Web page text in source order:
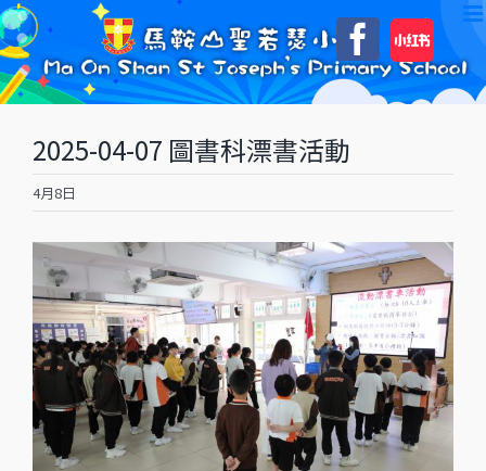
Skip
to
content
自
訂
2025-04-07 圖書科漂書活動
4月8日